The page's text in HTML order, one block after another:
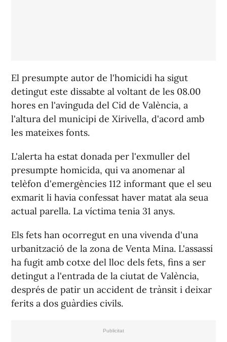
El presumpte autor de l'homicidi ha sigut
detingut este dissabte al voltant de les 08.00
hores en l'avinguda del Cid de València, a
l'altura del municipi de Xirivella, d'acord amb
les mateixes fonts.
L'alerta ha estat donada per l'exmuller del
presumpte homicida, qui va anomenar al
telèfon d'emergències 112 informant que el seu
exmarit li havia confessat haver matat ala seua
actual parella. La víctima tenia 31 anys.
Els fets han ocorregut en una vivenda d'una
urbanització de la zona de Venta Mina. L'assassí
ha fugit amb cotxe del lloc dels fets, fins a ser
detingut a l'entrada de la ciutat de València,
després de patir un accident de trànsit i deixar
ferits a dos guàrdies civils.